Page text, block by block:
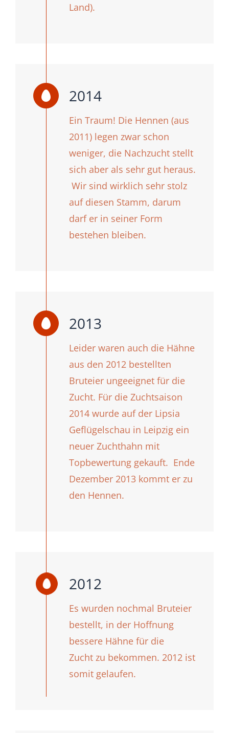
Land).
2014
Ein Traum! Die Hennen (aus
2011) legen zwar schon
weniger, die Nachzucht stellt
sich aber als sehr gut heraus.
Wir sind wirklich sehr stolz
auf diesen Stamm, darum
darf er in seiner Form
bestehen bleiben.
2013
Leider waren auch die Hähne
aus den 2012 bestellten
Bruteier ungeeignet für die
Zucht. Für die Zuchtsaison
2014 wurde auf der Lipsia
Geflügelschau in Leipzig ein
neuer Zuchthahn mit
Topbewertung gekauft. Ende
Dezember 2013 kommt er zu
den Hennen.
2012
Es wurden nochmal Bruteier
bestellt, in der Hoffnung
bessere Hähne für die
Zucht zu bekommen. 2012 ist
somit gelaufen.